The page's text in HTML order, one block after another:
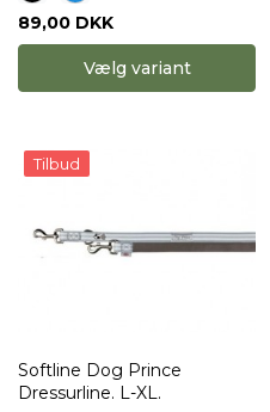
89,00 DKK
Vælg variant
Tilbud
Softline Dog Prince
Dressurline. L-XL.